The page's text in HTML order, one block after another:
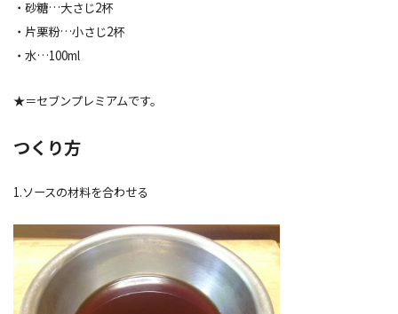
・砂糖…大さじ2杯
・片栗粉…小さじ2杯
・水…100ml
★＝セブンプレミアムです。
つくり方
1.ソースの材料を合わせる